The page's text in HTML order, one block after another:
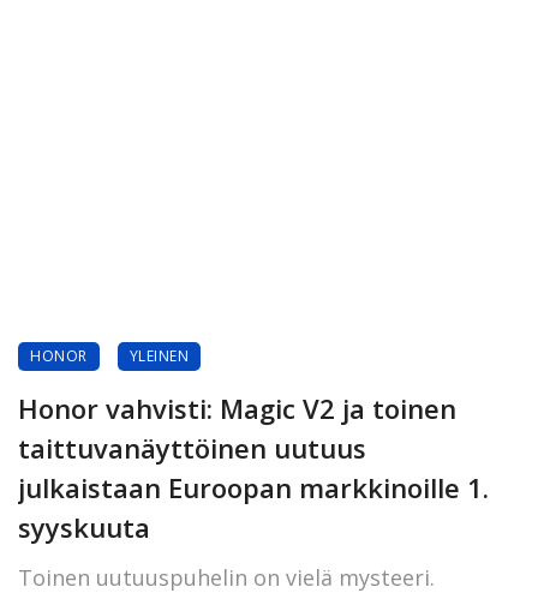
HONOR YLEINEN
Honor vahvisti: Magic V2 ja toinen
taittuvanäyttöinen uutuus
julkaistaan Euroopan markkinoille 1.
syyskuuta
Toinen uutuuspuhelin on vielä mysteeri.